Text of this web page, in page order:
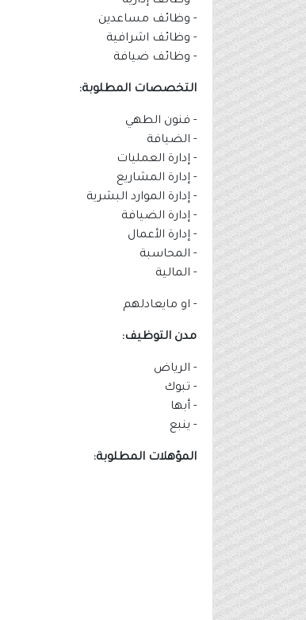
- وظائف مساعدين
- وظائف اشرافية
- وظائف ضيافة
التخصصات المطلوبة:
- فنون الطهي
- الضيافة
- إدارة العمليات
- إدارة المشاريع
- إدارة الموارد البشرية
- إدارة الضيافة
- إدارة الأعمال
- المحاسبة
- المالية
- او مايعادلهم
مدن التوظيف:
- الرياض
- تبوك
- أبها
- ينبع
المؤهلات المطلوبة: